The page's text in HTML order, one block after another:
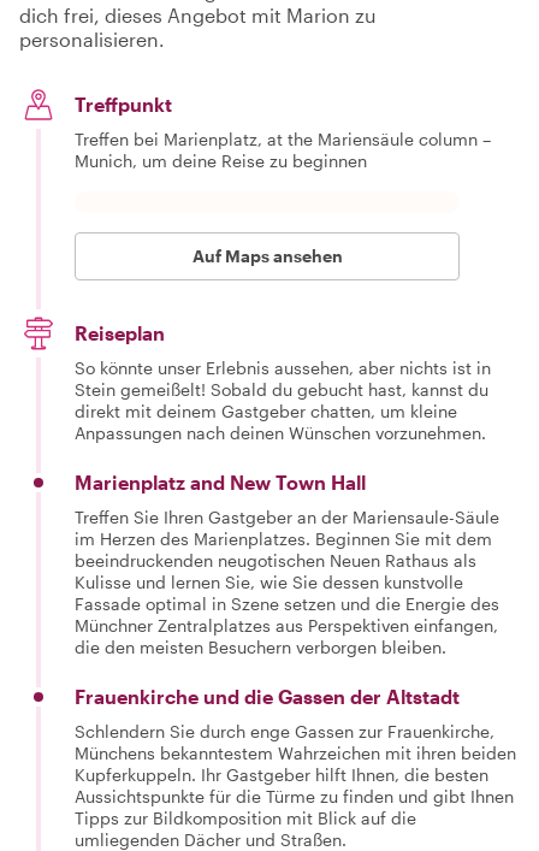
dich frei, dieses Angebot mit Marion zu
personalisieren.
Treffpunkt
Treffen bei Marienplatz, at the Mariensäule column –
Munich, um deine Reise zu beginnen
Auf Maps ansehen
Reiseplan
So könnte unser Erlebnis aussehen, aber nichts ist in
Stein gemeißelt! Sobald du gebucht hast, kannst du
direkt mit deinem Gastgeber chatten, um kleine
Anpassungen nach deinen Wünschen vorzunehmen.
Marienplatz and New Town Hall
Treffen Sie Ihren Gastgeber an der Mariensaule-Säule
im Herzen des Marienplatzes. Beginnen Sie mit dem
beeindruckenden neugotischen Neuen Rathaus als
Kulisse und lernen Sie, wie Sie dessen kunstvolle
Fassade optimal in Szene setzen und die Energie des
Münchner Zentralplatzes aus Perspektiven einfangen,
die den meisten Besuchern verborgen bleiben.
Frauenkirche und die Gassen der Altstadt
Schlendern Sie durch enge Gassen zur Frauenkirche,
Münchens bekanntestem Wahrzeichen mit ihren beiden
Kupferkuppeln. Ihr Gastgeber hilft Ihnen, die besten
Aussichtspunkte für die Türme zu finden und gibt Ihnen
Tipps zur Bildkomposition mit Blick auf die
umliegenden Dächer und Straßen.